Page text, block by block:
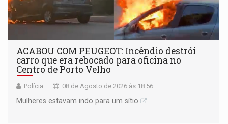
ACABOU COM PEUGEOT: Incêndio destrói
carro que era rebocado para oficina no
Centro de Porto Velho
Polícia 08 de Agosto de 2026 às 18:56
Mulheres estavam indo para um sítio